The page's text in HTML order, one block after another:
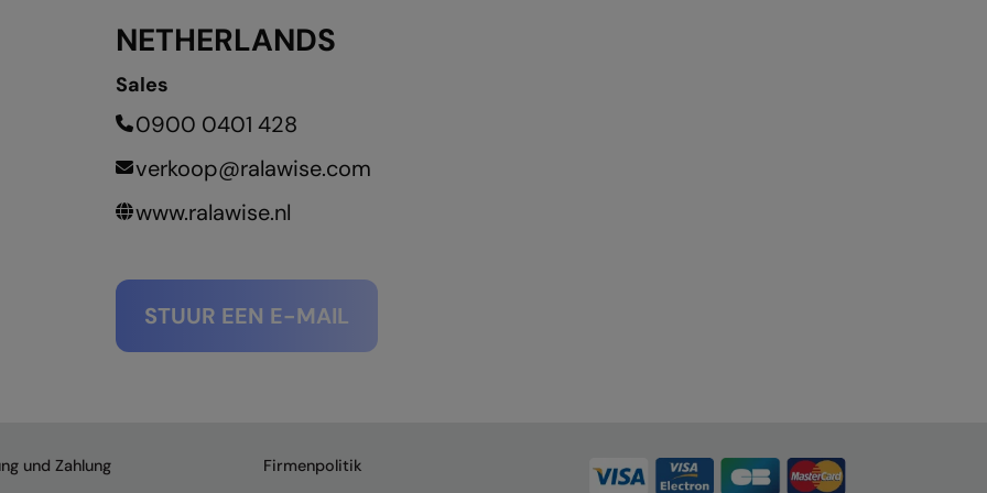
NETHERLANDS
Sales
0900 0401 428
verkoop@ralawise.com
www.ralawise.nl
STUUR EEN E-MAIL
und Zahlung Firmenpolitik